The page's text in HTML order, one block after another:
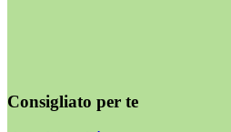
Consigliato per te